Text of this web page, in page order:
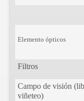
Elemento ópticos
Filtros
Campo de visión
viñeteo)